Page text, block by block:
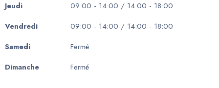
Jeudi
09:00 - 14:00 / 14:00 - 18:00
Vendredi
09:00 - 14:00 / 14:00 - 18:00
Samedi
Fermé
Dimanche
Fermé